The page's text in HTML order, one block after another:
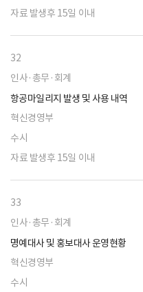
자료 발생후 15일 이내
32
인사·총무·회계
항공마일리지 발생 및 사용 내역
혁신경영부
수시
자료 발생후 15일 이내
33
인사·총무·회계
명예대사 및 홍보대사 운영현황
혁신경영부
수시